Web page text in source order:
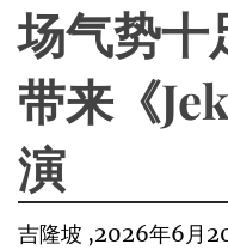
场气势十
带来《
演
吉隆坡 ,2026年6月